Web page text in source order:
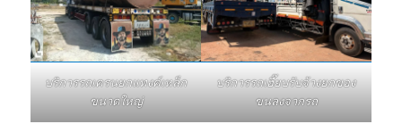
บริการรถเครนยกแทงค์เหล็ก
ขนาดใหญ่
บริการรถเฮี๊ยบรับจ้างยกของ
ขนลงจากรถ